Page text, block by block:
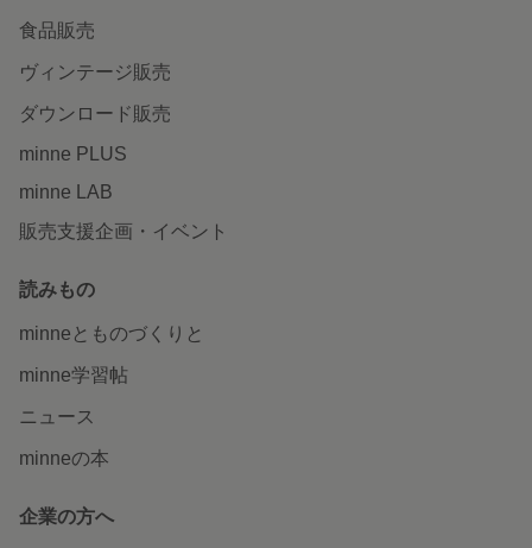
食品販売
ヴィンテージ販売
ダウンロード販売
minne PLUS
minne LAB
販売支援企画・イベント
読みもの
minneとものづくりと
minne学習帖
ニュース
minneの本
企業の方へ